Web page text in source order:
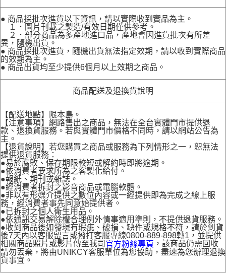
● 商品採批次進貨以下資訊，請以實際收到實品為主。
１．圖片刊載之製造/有效日期僅供參考。
２．部分商品為多產地進口品，產地會因進貨批次有所差
異，隨機出貨。
● 商品採批次進貨，隨機出貨無法指定效期，請以收到實際商品
的效期為主。
● 商品出貨均至少提供6個月以上效期之商品。
商品配送及退換貨說明
【配送地點】限本島。
【注意事項】網路售出之商品，無法在全台實體門市提供退
款、退換貨服務。若與實體門市價格不同時，請以網站公告為
主。
【退貨說明】若您購買之商品或服務為下列情形之一，恕無法
提供退貨服務：
●易於腐敗、保存期限較短或解約時即將逾期。
●依消費者要求所為之客製化給付。
●報紙、期刊或雜誌。
●經消費者拆封之影音商品或電腦軟體。
●非以有形媒介提供之數位內容或一經提供即為完成之線上服
務，經消費者事先同意始提供者。
●已拆封之個人衛生用品。
●依通訊交易解除權合理例外情事適用準則，不提供退貨服務。
●收到商品後如發現有瑕疵、破損、缺件或規格不符，請於到貨
後7天內以客服留言或撥打客服專線0800-889-898轉1，並提供
相關商品照片或影片傳至我司 官方粉絲專頁 ，該商品仍需回收
請勿丟棄，將由UNIKCY客服單位為您協助，盡速為您辦理退換
貨事宜。